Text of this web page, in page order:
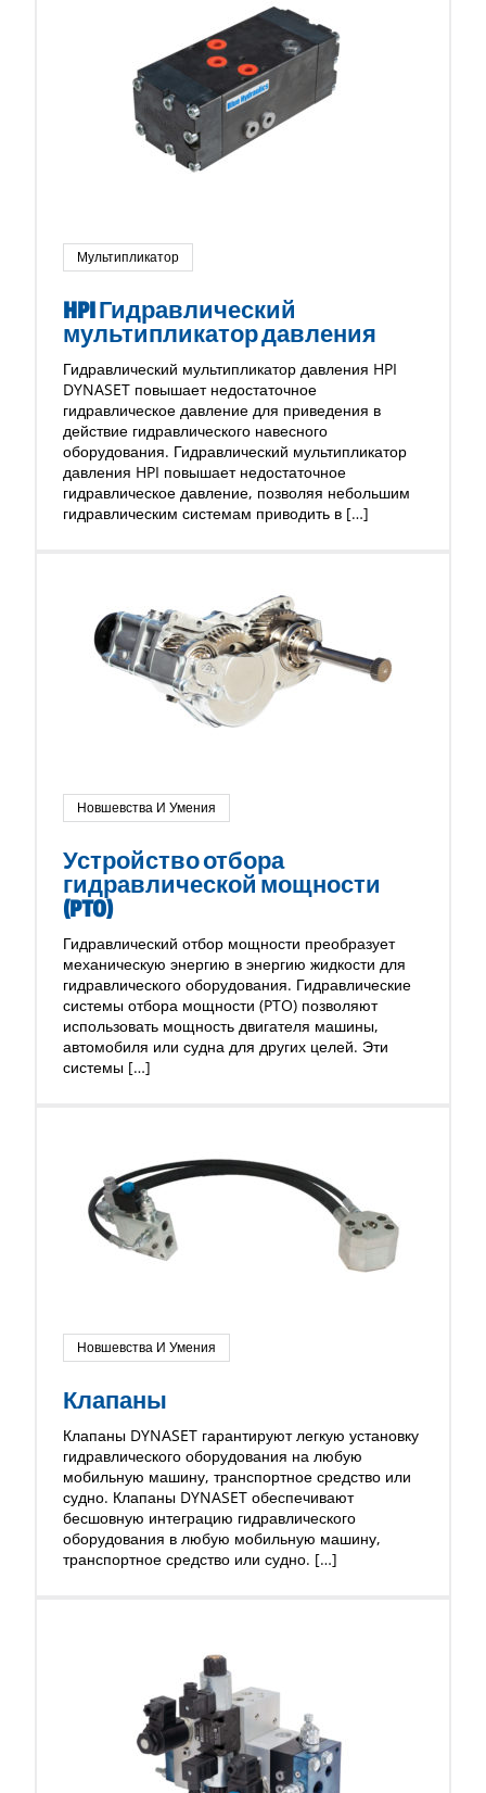
Мультипликатор
HPI Гидравлический
мультипликатор давления
Гидравлический мультипликатор давления HPI
DYNASET повышает недостаточное
гидравлическое давление для приведения в
действие гидравлического навесного
оборудования. Гидравлический мультипликатор
давления HPI повышает недостаточное
гидравлическое давление, позволяя небольшим
гидравлическим системам приводить в […]
Новшевства И Умения
Устройство отбора
гидравлической мощности
(PTO)
Гидравлический отбор мощности преобразует
механическую энергию в энергию жидкости для
гидравлического оборудования. Гидравлические
системы отбора мощности (PTO) позволяют
использовать мощность двигателя машины,
автомобиля или судна для других целей. Эти
системы […]
Новшевства И Умения
Клапаны
Клапаны DYNASET гарантируют легкую установку
гидравлического оборудования на любую
мобильную машину, транспортное средство или
судно. Клапаны DYNASET обеспечивают
бесшовную интеграцию гидравлического
оборудования в любую мобильную машину,
транспортное средство или судно. […]